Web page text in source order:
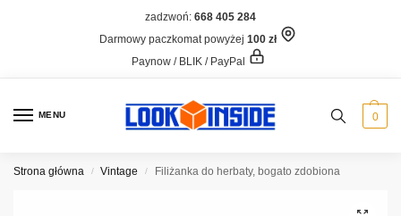
zadzwoń: 668 405 284
Darmowy paczkomat powyżej 100 zł
Paynow / BLIK / PayPal
MENU 0
Strona główna / Vintage / Filiżanka do herbaty, bogato zdobiona